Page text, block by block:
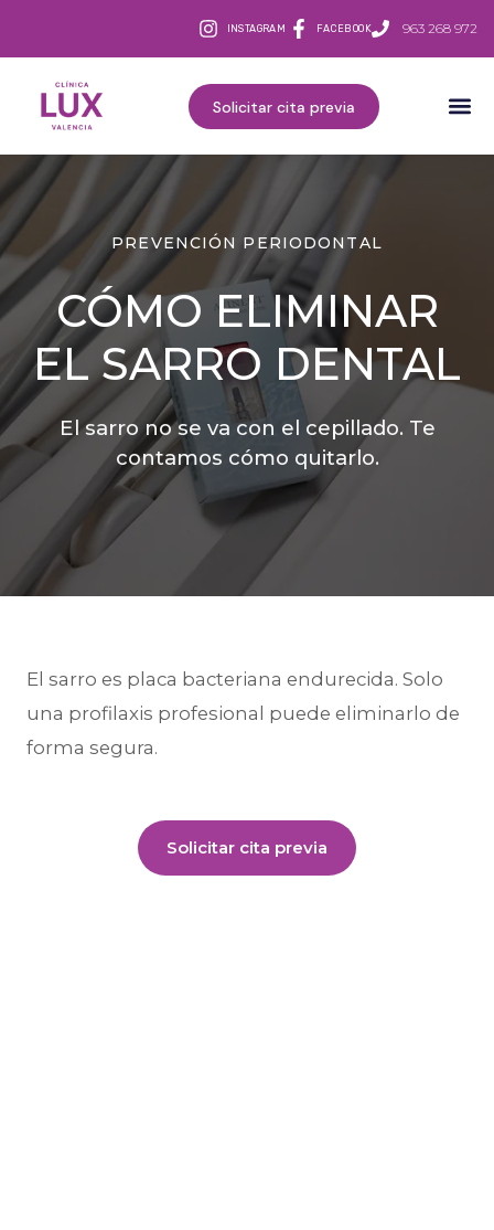
INSTAGRAM FACEBOOK 963 268 972
Solicitar cita previa
PREVENCIÓN PERIODONTAL
CÓMO ELIMINAR
EL SARRO DENTAL
El sarro no se va con el cepillado. Te
contamos cómo quitarlo.
El sarro es placa bacteriana endurecida. Solo
una profilaxis profesional puede eliminarlo de
forma segura.
Solicitar cita previa